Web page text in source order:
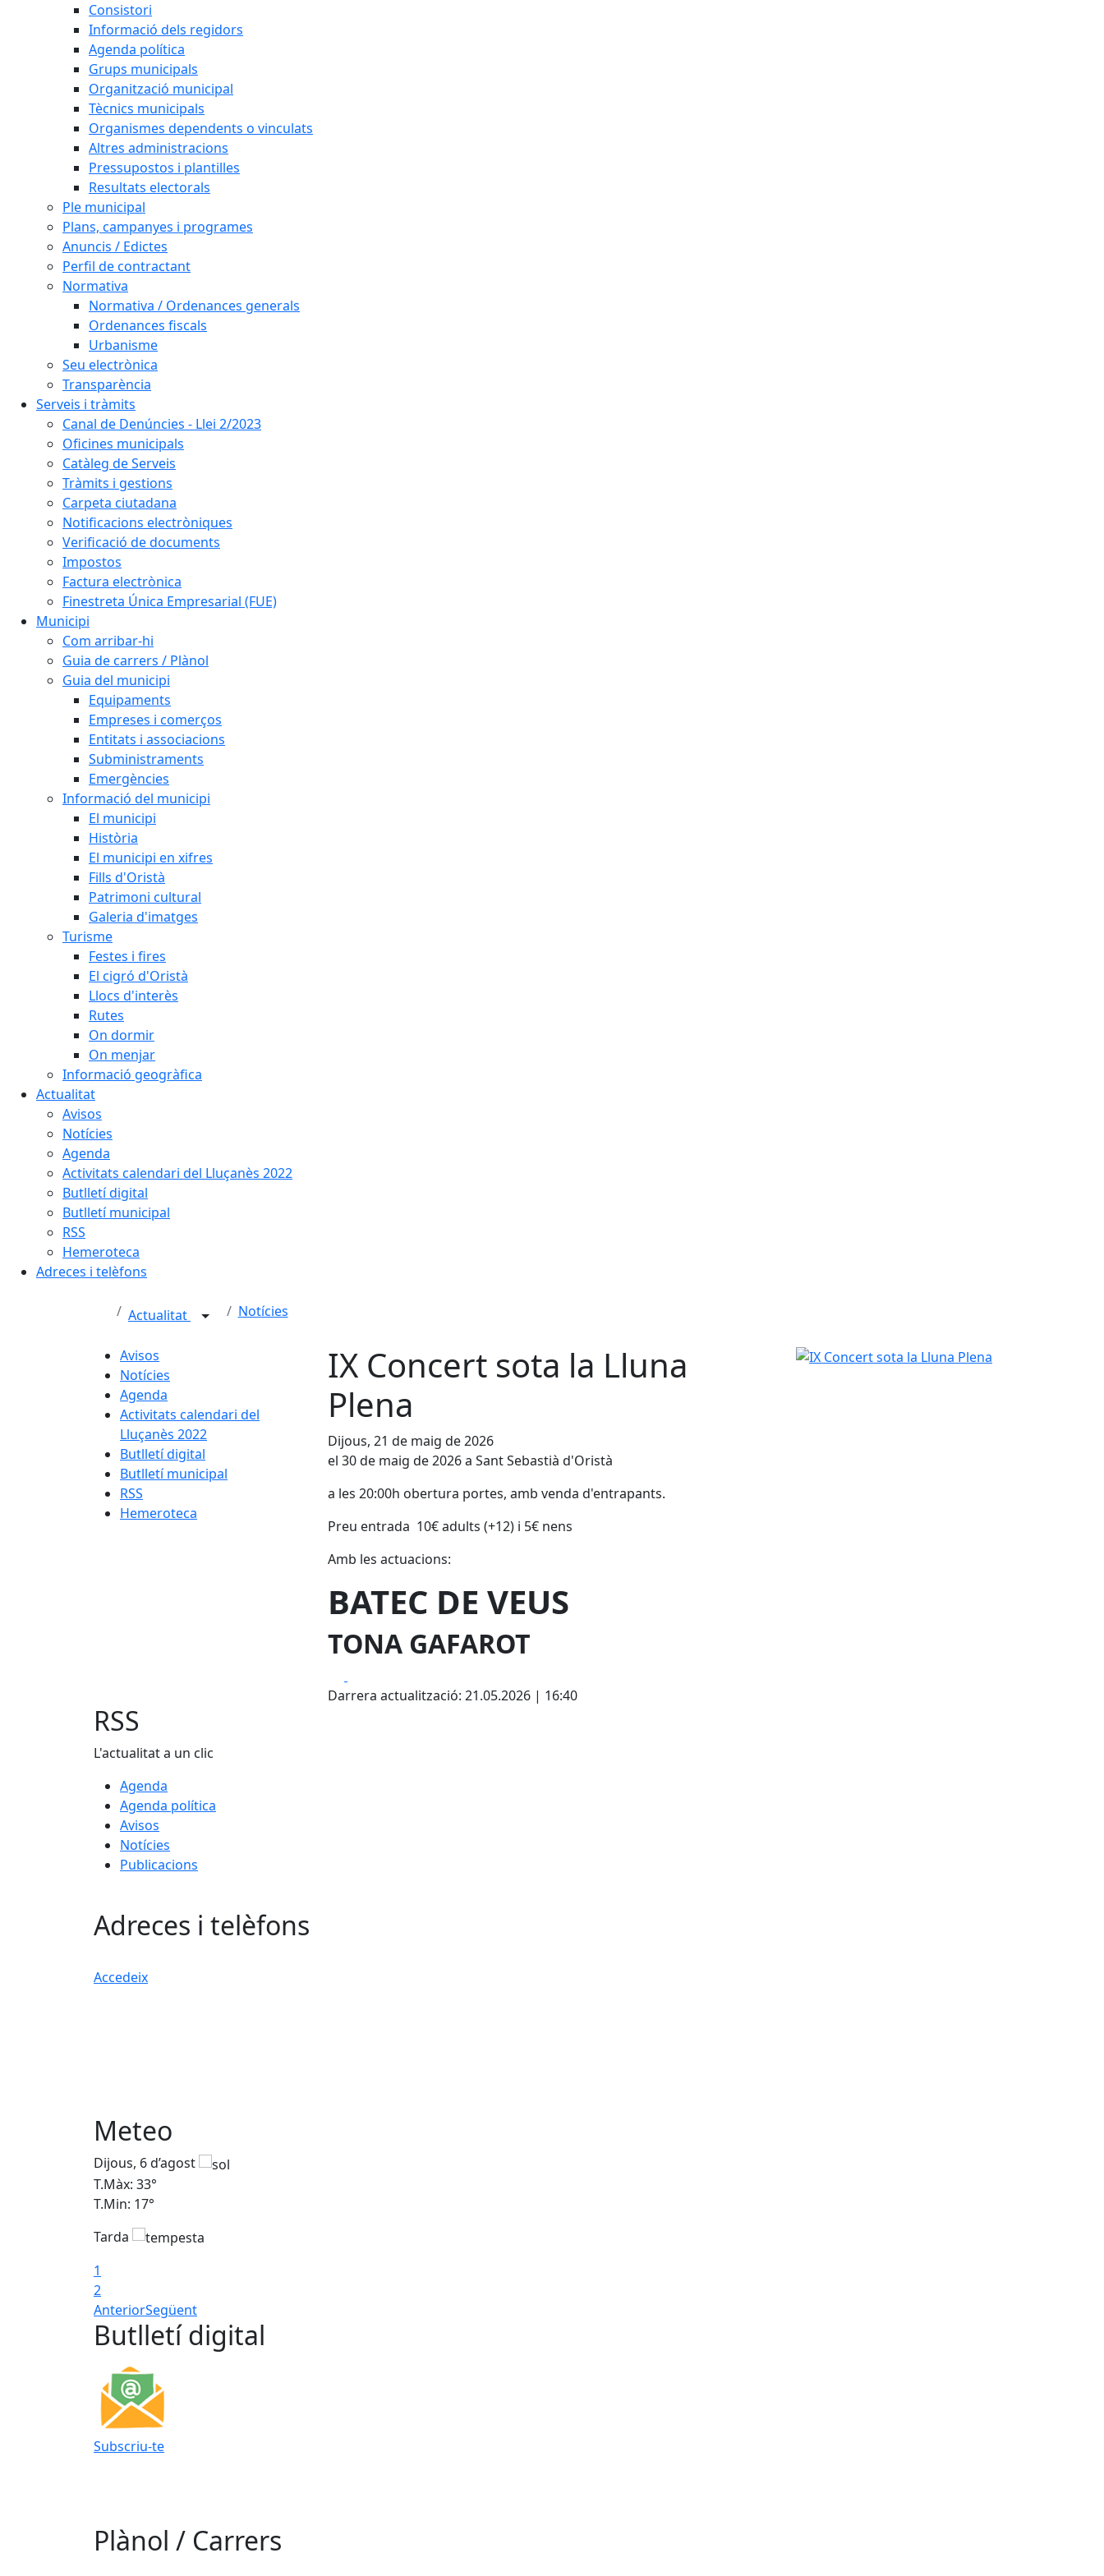
Consistori
Informació dels regidors
Agenda política
Grups municipals
Organització municipal
Tècnics municipals
Organismes dependents o vinculats
Altres administracions
Pressupostos i plantilles
Resultats electorals
Ple municipal
Plans, campanyes i programes
Anuncis / Edictes
Perfil de contractant
Normativa
Normativa / Ordenances generals
Ordenances fiscals
Urbanisme
Seu electrònica
Transparència
Serveis i tràmits
Canal de Denúncies - Llei 2/2023
Oficines municipals
Catàleg de Serveis
Tràmits i gestions
Carpeta ciutadana
Notificacions electròniques
Verificació de documents
Impostos
Factura electrònica
Finestreta Única Empresarial (FUE)
Municipi
Com arribar-hi
Guia de carrers / Plànol
Guia del municipi
Equipaments
Empreses i comerços
Entitats i associacions
Subministraments
Emergències
Informació del municipi
El municipi
Història
El municipi en xifres
Fills d'Oristà
Patrimoni cultural
Galeria d'imatges
Turisme
Festes i fires
El cigró d'Oristà
Llocs d'interès
Rutes
On dormir
On menjar
Informació geogràfica
Actualitat
Avisos
Notícies
Agenda
Activitats calendari del Lluçanès 2022
Butlletí digital
Butlletí municipal
RSS
Hemeroteca
Adreces i telèfons
Actualitat Notícies
Avisos
Notícies
Agenda
Activitats calendari del
Lluçanès 2022
Butlletí digital
Butlletí municipal
RSS
Hemeroteca
IX Concert sota la Lluna
Plena
Dijous, 21 de maig de 2026
el 30 de maig de 2026 a Sant Sebastià d'Oristà
a les 20:00h obertura portes, amb venda d'entrapants.
Preu entrada 10€ adults (+12) i 5€ nens
Amb les actuacions:
BATEC DE VEUS
TONA GAFAROT
Darrera actualització: 21.05.2026 | 16:40
IX Concert sota la Lluna Plena
RSS
L'actualitat a un clic
Agenda
Agenda política
Avisos
Notícies
Publicacions
Adreces i telèfons
Accedeix
Meteo
Dijous, 6 d’agost
T.Màx: 33°
T.Min: 17°
Tarda
1
2
AnteriorSegüent
Butlletí digital
Subscriu-te
Plànol / Carrers